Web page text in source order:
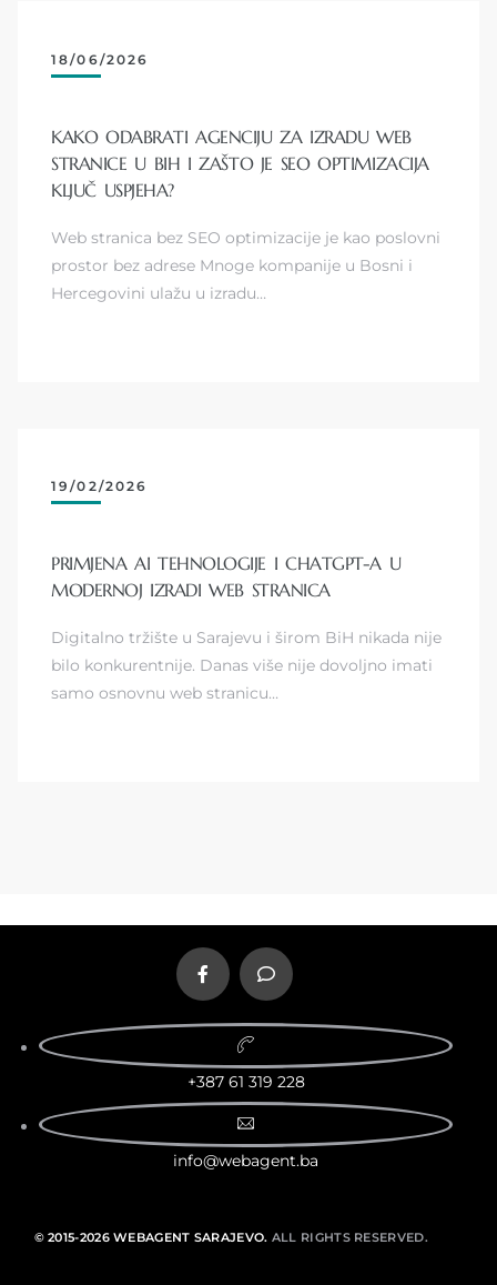
18/06/2026
KAKO ODABRATI AGENCIJU ZA IZRADU WEB
STRANICE U BIH I ZAŠTO JE SEO OPTIMIZACIJA
KLJUČ USPJEHA?
Web stranica bez SEO optimizacije je kao poslovni
prostor bez adrese Mnoge kompanije u Bosni i
Hercegovini ulažu u izradu…
19/02/2026
PRIMJENA AI TEHNOLOGIJE I CHATGPT-A U
MODERNOJ IZRADI WEB STRANICA
Digitalno tržište u Sarajevu i širom BiH nikada nije
bilo konkurentnije. Danas više nije dovoljno imati
samo osnovnu web stranicu…
+387 61 319 228
info@webagent.ba
© 2015-2026 WEBAGENT SARAJEVO. ALL RIGHTS RESERVED.